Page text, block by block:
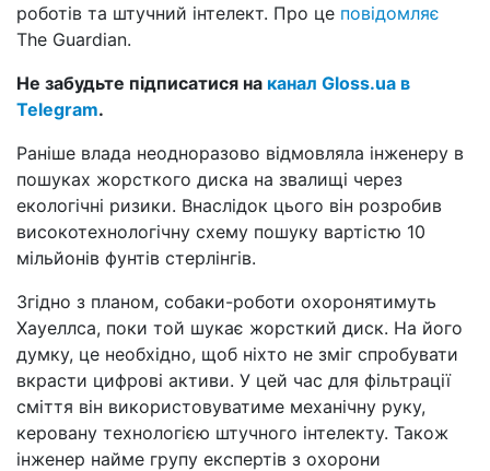
роботів та штучний інтелект. Про це повідомляє
The Guardian.
Не забудьте підписатися на канал Gloss.ua в
Telegram.
Раніше влада неодноразово відмовляла інженеру в
пошуках жорсткого диска на звалищі через
екологічні ризики. Внаслідок цього він розробив
високотехнологічну схему пошуку вартістю 10
мільйонів фунтів стерлінгів.
Згідно з планом, собаки-роботи охоронятимуть
Хауеллса, поки той шукає жорсткий диск. На його
думку, це необхідно, щоб ніхто не зміг спробувати
вкрасти цифрові активи. У цей час для фільтрації
сміття він використовуватиме механічну руку,
керовану технологією штучного інтелекту. Також
інженер найме групу експертів з охорони